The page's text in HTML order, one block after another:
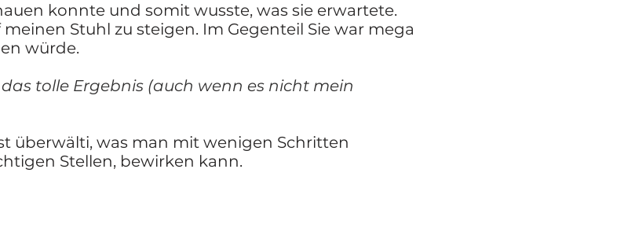
konnte und somit wusste, was sie erwartete.
Stuhl zu steigen. Im Gegenteil Sie war mega
würde.
tolle Ergebnis (auch wenn es nicht mein
überwälti, was man mit wenigen Schritten
Stellen, bewirken kann.